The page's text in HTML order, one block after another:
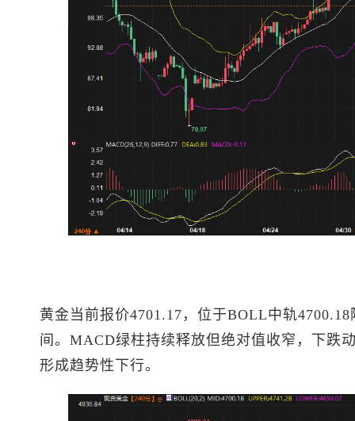
黄金当前报价4701.17，位于BOLL中轨
间。MACD绿柱持续释放但绝对值收窄，下跌
形成趋势性下行。